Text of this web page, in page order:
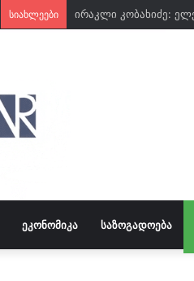
სიახლეები
ᲔᲙᲝᲜᲝᲛᲘᲙᲐ ᲡᲐᲖᲝᲒᲐᲓᲝᲔᲑᲐ